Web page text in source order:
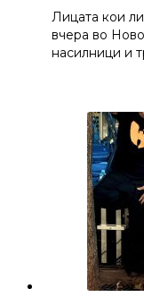
Лицата кои
вчера во
насилници и